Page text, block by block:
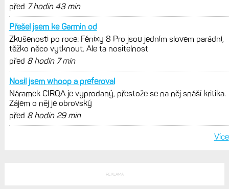
před 7 hodin 43 min
Přešel jsem ke Garmin od
Zkušenosti po roce: Fénixy 8 Pro jsou jedním slovem parádní,
těžko něco vytknout. Ale ta nositelnost
před 8 hodin 7 min
Nosil jsem whoop a preferoval
Náramek CIRQA je vyprodaný, přestože se na něj snáší kritika.
Zájem o něj je obrovský
před 8 hodin 29 min
Více
REKLAMA